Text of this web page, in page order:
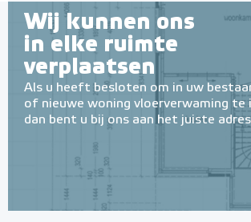
Wij kunnen ons
in elke ruimte
verplaatsen
Als u heeft besloten om in uw
of nieuwe woning vloerverwaming te
dan bent u bij ons aan het juiste